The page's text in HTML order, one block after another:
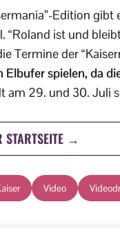
Edition
ist und
Termine der
spielen, da
am 29. und 30. Juli
STARTSEITE →
Video